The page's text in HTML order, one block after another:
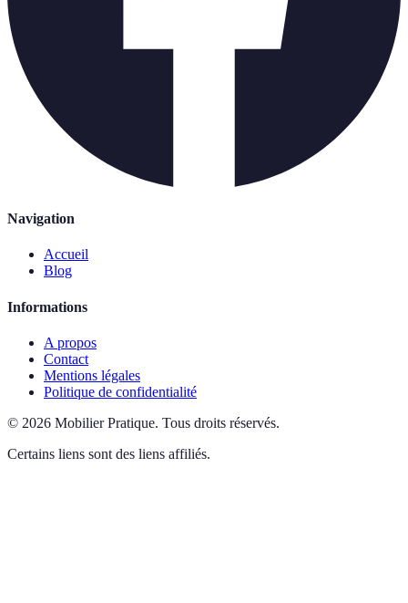
Navigation
Accueil
Blog
Informations
A propos
Contact
Mentions légales
Politique de confidentialité
© 2026 Mobilier Pratique. Tous droits réservés.
Certains liens sont des liens affiliés.